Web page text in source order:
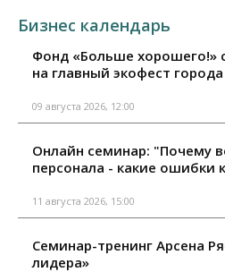
Бизнес календарь
Фонд «Больше хорошего!»
на главный экофест города
09 августа 2026, 12:00
Онлайн семинар: "Почему
персонала - какие ошибки
11 августа 2026, 15:00
Семинар-тренинг Арсена
лидера»